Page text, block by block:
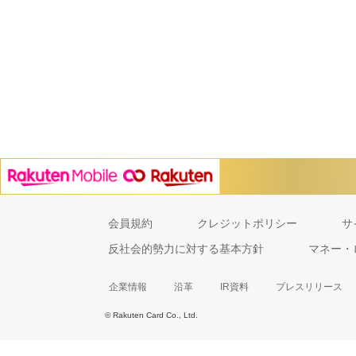
会員規約 クレジットポリシー
サ
反社会的勢力に対する基本方針
マネー
企業情報 沿革 IR資料 プレスリリース
© Rakuten Card Co., Ltd.